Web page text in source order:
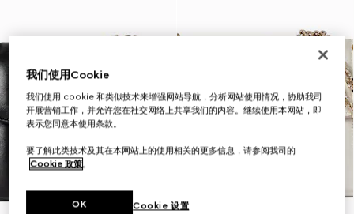
我们使用Cookie
我们使用 cookie 和类似技术来增强网站导航，分析网站使用情况，协助我司
开展营销工作，并允许您在社交网络上共享我们的内容。继续使用本网站，即
表示您同意本使用条款。
要了解此类技术及其在本网站上的使用相关的更多信息，请参阅我司的
Cookie 政策。
Cookie 设置
OK